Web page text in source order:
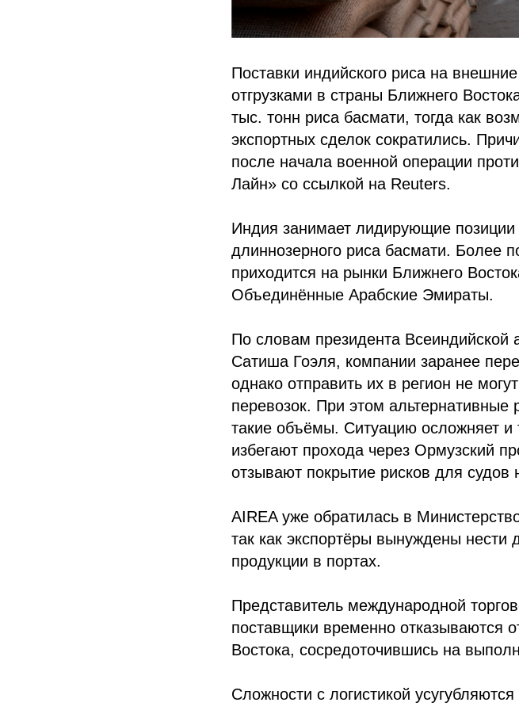
Поставки индийского риса на
отгрузками в страны Ближнего
тыс. тонн риса басмати, тогда как
экспортных сделок сократились.
после начала военной операции
Лайн» со ссылкой на Reuters.
Индия занимает лидирующие позиции
длиннозерного риса басмати. Более
приходится на рынки Ближнего
Объединённые Арабские Эмираты.
По словам президента Всеиндийской
Сатиша Гоэля, компании заранее
однако отправить их в регион не
перевозок. При этом
такие объёмы. Ситуацию осложняет и
избегают прохода через Ормузский
отзывают покрытие рисков для судов
AIREA уже обратилась в
так как экспортёры вынуждены
продукции в портах.
Представитель международной
поставщики временно отказываются
Востока, сосредоточившись на
Сложности с логистикой